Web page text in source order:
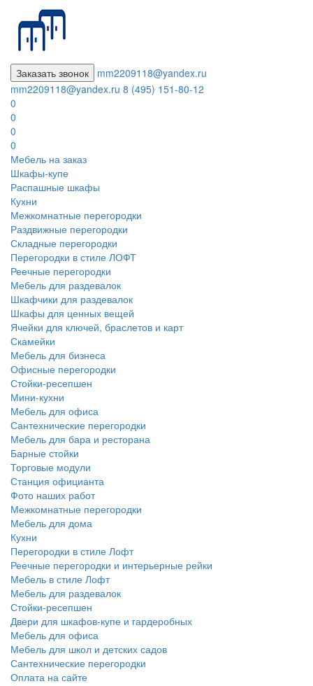
Заказать звонок
mm2209118@yandex.ru
mm2209118@yandex.ru 8 (495) 151-80-12
0
0
0
0
Мебель на заказ
Шкафы-купе
Распашные шкафы
Кухни
Межкомнатные перегородки
Раздвижные перегородки
Складные перегородки
Перегородки в стиле ЛОФТ
Реечные перегородки
Мебель для раздевалок
Шкафчики для раздевалок
Шкафы для ценных вещей
Ячейки для ключей, браслетов и карт
Скамейки
Мебель для бизнеса
Офисные перегородки
Стойки-ресепшен
Мини-кухни
Мебель для офиса
Сантехнические перегородки
Мебель для бара и ресторана
Барные стойки
Торговые модули
Станция официанта
Фото наших работ
Межкомнатные перегородки
Мебель для дома
Кухни
Перегородки в стиле Лофт
Реечные перегородки и интерьерные рейки
Мебель в стиле Лофт
Мебель для раздевалок
Стойки-ресепшен
Двери для шкафов-купе и гардеробных
Мебель для офиса
Мебель для школ и детских садов
Сантехнические перегородки
Оплата на сайте